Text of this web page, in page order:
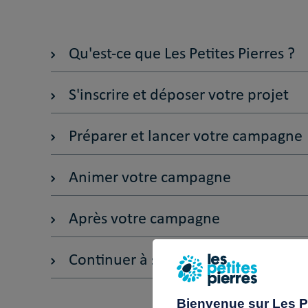
Qu'est-ce que Les Petites Pierres ?
S'inscrire et déposer votre projet
Préparer et lancer votre campagne
Animer votre campagne
Après votre campagne
Continuer à se former
Bienvenue sur Les